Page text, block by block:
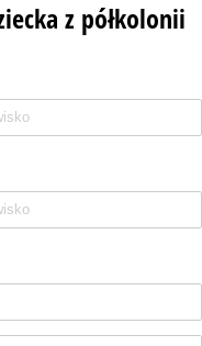
z półkolonii